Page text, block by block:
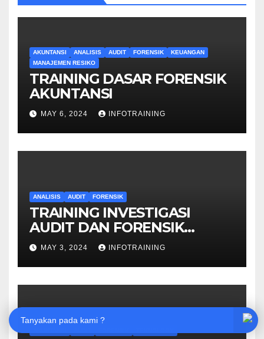
AKUNTANSI ANALISIS AUDIT FORENSIK
KEUANGAN
MANAJEMEN RESIKO
TRAINING DASAR FORENSIK
AKUNTANSI
MAY 6, 2024 INFOTRAINING
ANALISIS AUDIT FORENSIK
TRAINING INVESTIGASI
AUDIT DAN FORENSIK
KEUANGAN
MAY 3, 2024 INFOTRAINING
Tanyakan pada kami ?